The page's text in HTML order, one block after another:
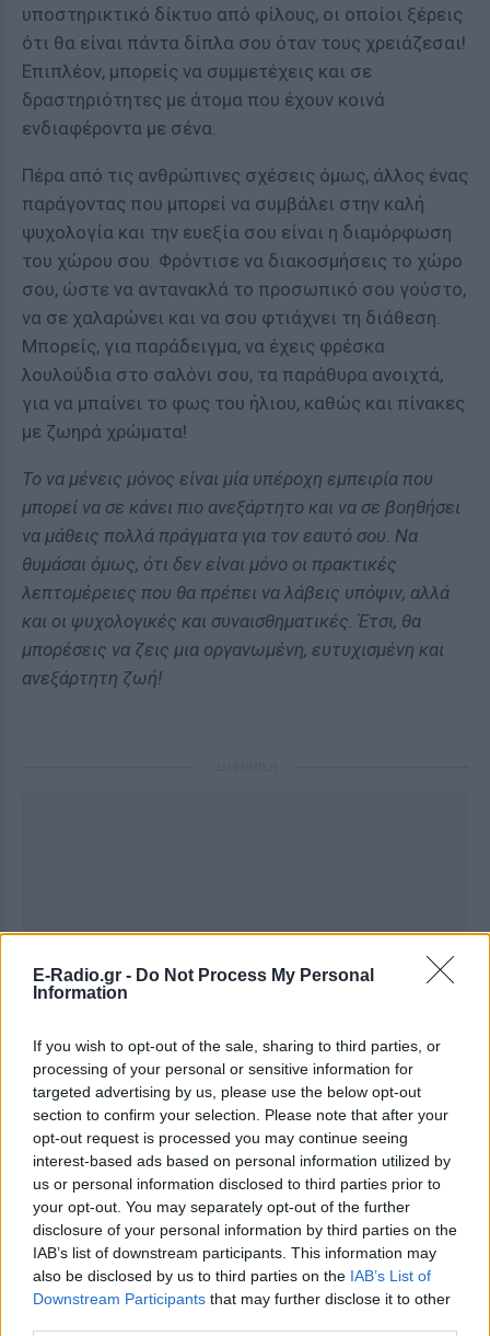
E-Radio.gr - Do Not Process My Personal
Information
If you wish to opt-out of the sale, sharing to third parties, or
processing of your personal or sensitive information for
targeted advertising by us, please use the below opt-out
section to confirm your selection. Please note that after your
opt-out request is processed you may continue seeing
interest-based ads based on personal information utilized by
us or personal information disclosed to third parties prior to
your opt-out. You may separately opt-out of the further
disclosure of your personal information by third parties on the
IAB’s list of downstream participants. This information may
also be disclosed by us to third parties on the IAB’s List of
Downstream Participants that may further disclose it to other
υποστηρικτικό δίκτυο από φίλους, οι οποίοι ξέρεις
ότι θα είναι πάντα δίπλα σου όταν τους χρειάζεσαι!
Επιπλέον, μπορείς να συμμετέχεις και σε
δραστηριότητες με άτομα που έχουν κοινά
ενδιαφέροντα με σένα.
Πέρα από τις ανθρώπινες σχέσεις όμως, άλλος ένας
παράγοντας που μπορεί να συμβάλει στην καλή
ψυχολογία και την ευεξία σου είναι η διαμόρφωση
του χώρου σου. Φρόντισε να διακοσμήσεις το χώρο
σου, ώστε να αντανακλά το προσωπικό σου γούστο,
να σε χαλαρώνει και να σου φτιάχνει τη διάθεση.
Μπορείς, για παράδειγμα, να έχεις φρέσκα
λουλούδια στο σαλόνι σου, τα παράθυρα ανοιχτά,
για να μπαίνει το φως του ήλιου, καθώς και πίνακες
με ζωηρά χρώματα!
Το να μένεις μόνος είναι μία υπέροχη εμπειρία που
μπορεί να σε κάνει πιο ανεξάρτητο και να σε βοηθήσει
να μάθεις πολλά πράγματα για τον εαυτό σου. Να
θυμάσαι όμως, ότι δεν είναι μόνο οι πρακτικές
λεπτομέρειες που θα πρέπει να λάβεις υπόψιν, αλλά
και οι ψυχολογικές και συναισθηματικές. Έτσι, θα
μπορέσεις να ζεις μια οργανωμένη, ευτυχισμένη και
ανεξάρτητη ζωή!
Ακολουθήστε το E-Radio.gr στο
Google News
και μάθετε πρώτοιτα πιο hot νέα .